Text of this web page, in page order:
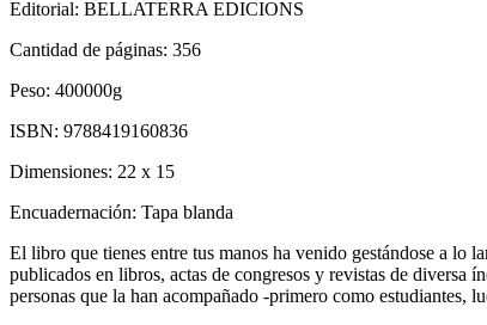
Editorial: BELLATERRA EDICIONS
Cantidad de páginas: 356
Peso: 400000g
ISBN: 9788419160836
Dimensiones: 22 x 15
Encuadernación: Tapa blanda
El libro que tienes entre tus manos ha venido gestándose a lo
publicados en libros, actas de congresos y revistas de
personas que la han acompañado -primero como estudiantes,